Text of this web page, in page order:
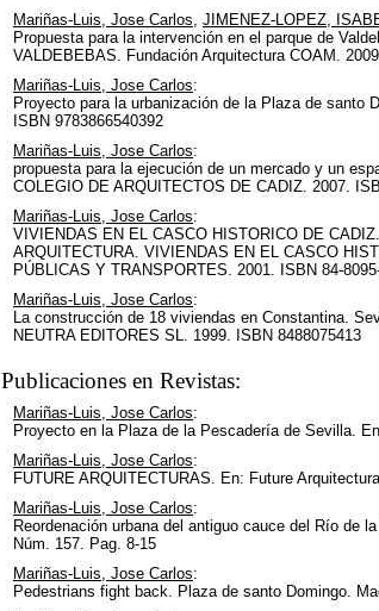
Mariñas-Luis, Jose Carlos, JIMENEZ-LOPEZ,
Propuesta para la intervención en el parque de
VALDEBEBAS. Fundación Arquitectura COAM.
Mariñas-Luis, Jose Carlos:
Proyecto para la urbanización de la Plaza de santo
ISBN 9783866540392
Mariñas-Luis, Jose Carlos:
propuesta para la ejecución de un mercado y un
COLEGIO DE ARQUITECTOS DE CADIZ. 2007.
Mariñas-Luis, Jose Carlos:
VIVIENDAS EN EL CASCO HISTORICO DE
ARQUITECTURA. VIVIENDAS EN EL CASCO
PÚBLICAS Y TRANSPORTES. 2001. ISBN 84-
Mariñas-Luis, Jose Carlos:
La construcción de 18 viviendas en Constantina.
NEUTRA EDITORES SL. 1999. ISBN 8488075413
Publicaciones en Revistas:
Mariñas-Luis, Jose Carlos:
Proyecto en la Plaza de la Pescadería de Sevilla.
Mariñas-Luis, Jose Carlos:
FUTURE ARQUITECTURAS. En: Future
Mariñas-Luis, Jose Carlos:
Reordenación urbana del antiguo cauce del Río de
Núm. 157. Pag. 8-15
Mariñas-Luis, Jose Carlos:
Pedestrians fight back. Plaza de santo Domingo.